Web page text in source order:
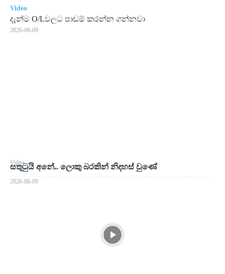
Video
සතුටුයි අනේ.. ලොකු බරකින් නිදහස් වුණේ
2026-08-09
Video
දැන්ම O/Lවලට පාඩම් කරන්න ගන්නවා
2026-08-09